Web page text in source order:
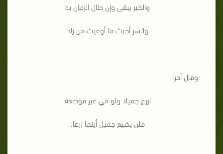
والخير يبقى وإن طال الزمان به
والشر أخبث ما أوعيت من زاد
وقال آخر:
ازرع جميلا ولو في غير موضعه
فلن يضيع جميل أينما زرعا.